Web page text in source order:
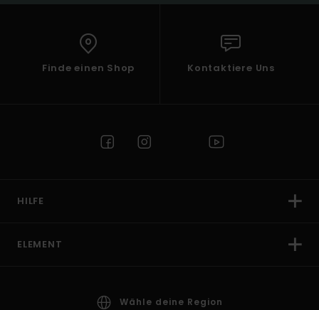
Finde einen Shop Kontaktiere Uns
HILFE
ELEMENT
Wähle deine Region